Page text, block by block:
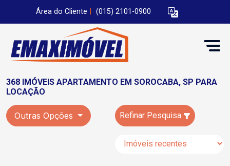
Área do Cliente (015) 2101-0900
368 IMÓVEIS APARTAMENTO EM SOROCABA, SP PARA
LOCAÇÃO
Outras Opções Refinar Pesquisa